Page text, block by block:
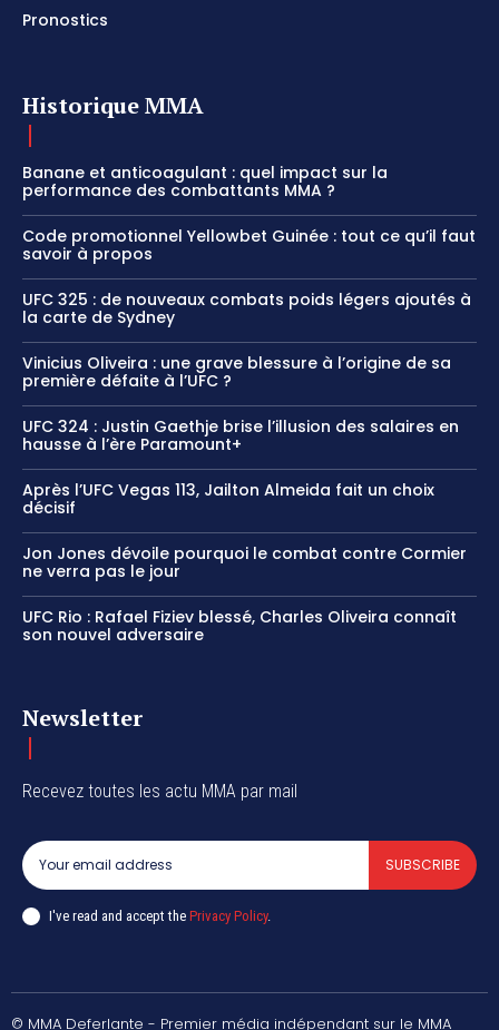
Pronostics
Historique MMA
Banane et anticoagulant : quel impact sur la
performance des combattants MMA ?
Code promotionnel Yellowbet Guinée : tout ce qu’il faut
savoir à propos
UFC 325 : de nouveaux combats poids légers ajoutés à
la carte de Sydney
Vinicius Oliveira : une grave blessure à l’origine de sa
première défaite à l’UFC ?
UFC 324 : Justin Gaethje brise l’illusion des salaires en
hausse à l’ère Paramount+
Après l’UFC Vegas 113, Jailton Almeida fait un choix
décisif
Jon Jones dévoile pourquoi le combat contre Cormier
ne verra pas le jour
UFC Rio : Rafael Fiziev blessé, Charles Oliveira connaît
son nouvel adversaire
Newsletter
Recevez toutes les actu MMA par mail
SUBSCRIBE
I've read and accept the Privacy Policy.
© MMA Deferlante - Premier média indépendant sur le MMA